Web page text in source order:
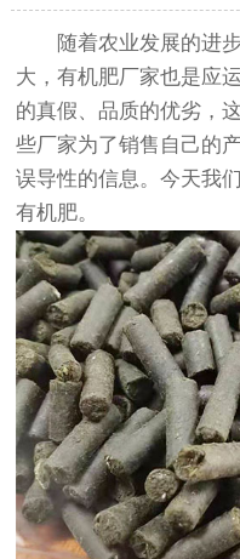
随着农业发展的进
大，有机肥厂家也是应
的真假、品质的优劣，
些厂家为了销售自己的
误导性的信息。今天我
有机肥。